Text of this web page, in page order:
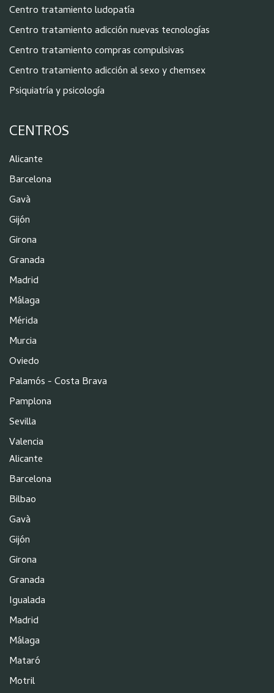
Centro tratamiento ludopatía
Centro tratamiento adicción nuevas tecnologías
Centro tratamiento compras compulsivas
Centro tratamiento adicción al sexo y chemsex
Psiquiatría y psicología
CENTROS
Alicante
Barcelona
Gavà
Gijón
Girona
Granada
Madrid
Málaga
Mérida
Murcia
Oviedo
Palamós - Costa Brava
Pamplona
Sevilla
Valencia
Alicante
Barcelona
Bilbao
Gavà
Gijón
Girona
Granada
Igualada
Madrid
Málaga
Mataró
Motril